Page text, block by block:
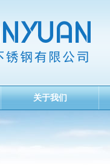
关于我们